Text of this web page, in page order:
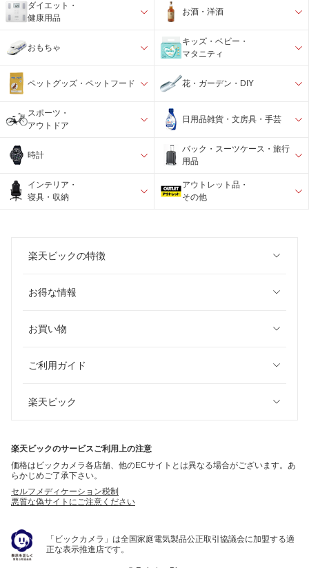
ダイエット・
健康用品
お酒・洋酒
おもちゃ
キッズ・ベビー・
マタニティ
ペットグッズ・ペットフード 花・ガーデン・DIY
スポーツ・
アウトドア
日用品雑貨・文房具・手芸
時計
バック・スーツケース・旅行
用品
インテリア・
寝具・収納
アウトレット品・
その他
楽天ビックの特徴
お得な情報
お買い物
ご利用ガイド
楽天ビック
楽天ビックのサービスご利用上の注意
価格はビックカメラ各店舗、他のECサイトとは異なる場合がございます。あ
らかじめご了承下さい。
セルフメディケーション税制
悪質な偽サイトにご注意ください
「ビックカメラ」は全国家庭電気製品公正取引協議会に加盟する適
正な表示推進店です。